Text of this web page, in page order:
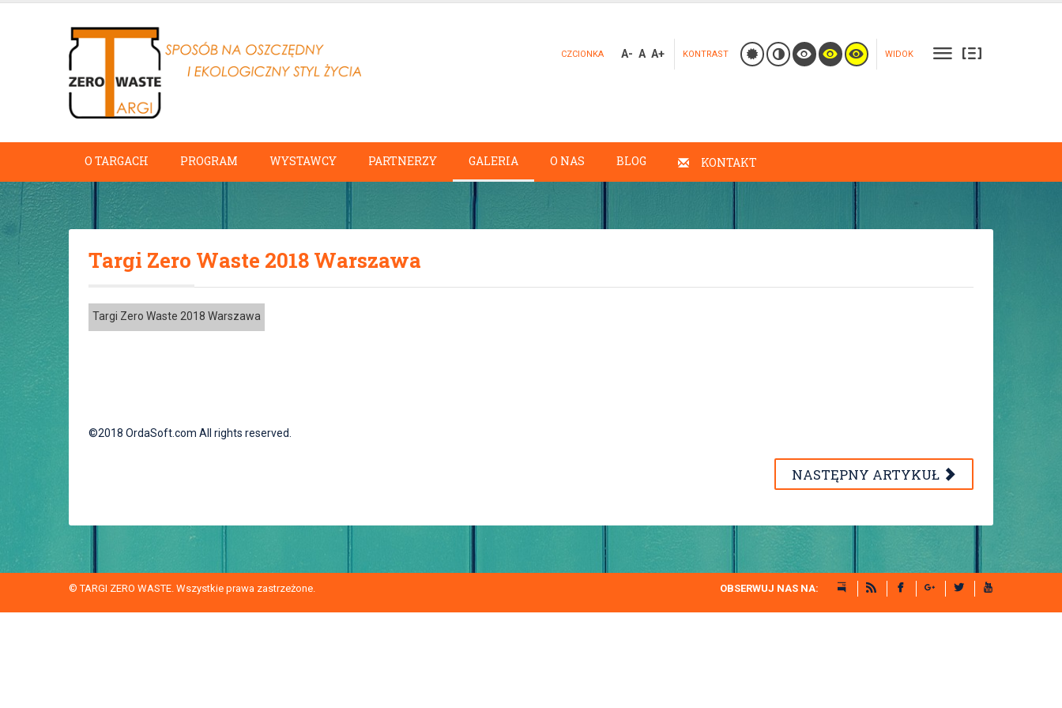
CZCIONKA A- A A+ KONTRAST WIDOK
O TARGACH PROGRAM WYSTAWCY PARTNERZY GALERIA O NAS BLOG KONTAKT
Targi Zero Waste 2018 Warszawa
Targi Zero Waste 2018 Warszawa
©2018 OrdaSoft.com All rights reserved.
NASTĘPNY ARTYKUŁ
© TARGI ZERO WASTE. Wszystkie prawa zastrzeżone.